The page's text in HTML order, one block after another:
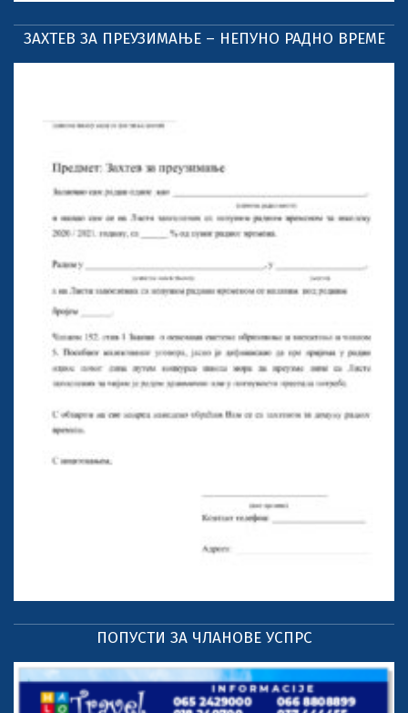
ЗАХТЕВ ЗА ПРЕУЗИМАЊЕ – НЕПУНО РАДНО ВРЕМЕ
ПОПУСТИ ЗА ЧЛАНОВЕ УСПРС